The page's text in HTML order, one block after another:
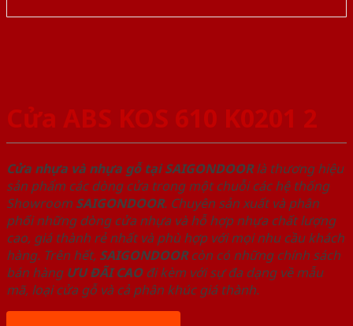
Cửa ABS KOS 610 K0201 2
Cửa nhựa và nhựa gỗ tại SAIGONDOORlà thương hiệu
sản phẩm các dòng cửa trong một chuỗi các hệ thống
Showroom SAIGONDOOR. Chuyên sản xuất và phân
phối những dòng cửa nhựa và hỗ hợp nhựa chất lượng
cao, giá thành rẻ nhất và phù hợp với mọi nhu cầu khách
hàng. Trên hết, SAIGONDOORcòn có những chính sách
bán hàng ƯU ĐÃI CAOđi kèm với sự đa dạng về mẫu
mã, loại cửa gỗ và cả phân khúc giá thành.